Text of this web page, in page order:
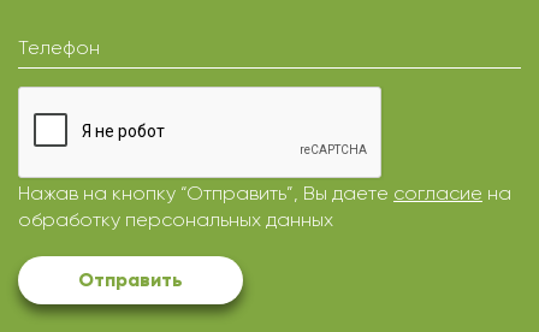
Телефон
Нажав на кнопку “Отправить”, Вы даете согласие на
обработку персональных данных
Отправить